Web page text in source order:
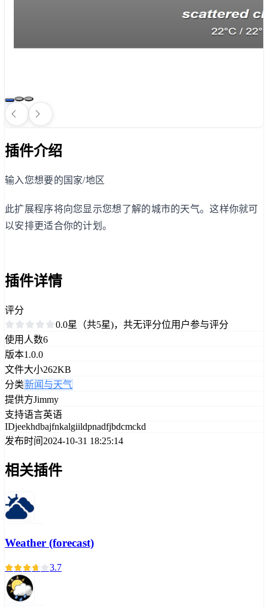
插件介绍
输入您想要的国家/地区
此扩展程序将向您显示您想了解的城市的天气。这样你就可
以安排更适合你的计划。
插件详情
评分
0.0星（共5星)，共无评分位用户参与评分
使用人数6
版本1.0.0
文件大小262KB
分类新闻与天气
提供方Jimmy
支持语言英语
IDjeekhdbajfnkalgiildpnadfjbdcmckd
发布时间 2024-10-31 18:25:14
相关插件
Weather (forecast)
3.7